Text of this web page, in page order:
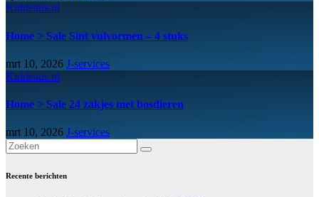
Kiddeaus.nl
Home > Sale Sint vulvormen – 4 stuks
mrt 10, 2026 J-services
Kiddeaus.nl
Home > Sale 24 zakjes met bosdieren
mrt 10, 2026 J-services
Recente berichten